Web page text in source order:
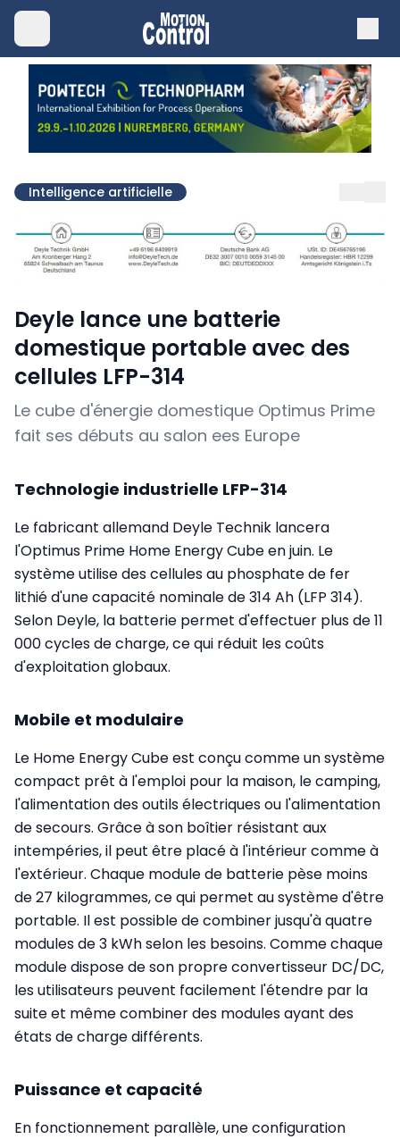
Intelligence artificielle
Deyle lance une batterie
domestique portable avec des
cellules LFP-314
Le cube d'énergie domestique Optimus Prime
fait ses débuts au salon ees Europe
Technologie industrielle LFP-314
Le fabricant allemand Deyle Technik lancera
l'Optimus Prime Home Energy Cube en juin. Le
système utilise des cellules au phosphate de fer
lithié d'une capacité nominale de 314 Ah (LFP 314).
Selon Deyle, la batterie permet d'effectuer plus de 11
000 cycles de charge, ce qui réduit les coûts
d'exploitation globaux.
Mobile et modulaire
Le Home Energy Cube est conçu comme un système
compact prêt à l'emploi pour la maison, le camping,
l'alimentation des outils électriques ou l'alimentation
de secours. Grâce à son boîtier résistant aux
intempéries, il peut être placé à l'intérieur comme à
l'extérieur. Chaque module de batterie pèse moins
de 27 kilogrammes, ce qui permet au système d'être
portable. Il est possible de combiner jusqu'à quatre
modules de 3 kWh selon les besoins. Comme chaque
module dispose de son propre convertisseur DC/DC,
les utilisateurs peuvent facilement l'étendre par la
suite et même combiner des modules ayant des
états de charge différents.
Puissance et capacité
En fonctionnement parallèle, une configuration